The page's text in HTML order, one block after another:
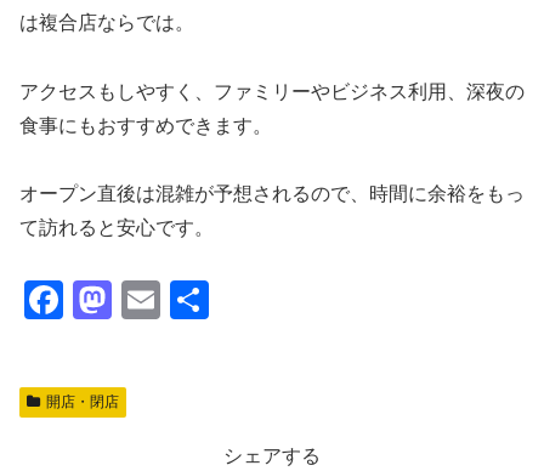
は複合店ならでは。
アクセスもしやすく、ファミリーやビジネス利用、深夜の
食事にもおすすめできます。
オープン直後は混雑が予想されるので、時間に余裕をもっ
て訪れると安心です。
F
c
e
M
st
o
E
開店・閉店
シェアする